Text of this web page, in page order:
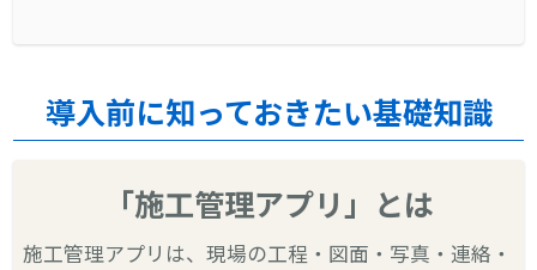
導入前に知っておきたい基礎知識
「施工管理アプリ」とは
施工管理アプリは、現場の工程・図面・写真・連絡・